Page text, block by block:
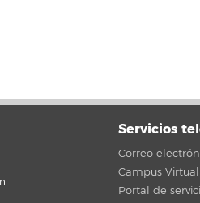
Servicios
Correo
Campus Virtual
Portal de